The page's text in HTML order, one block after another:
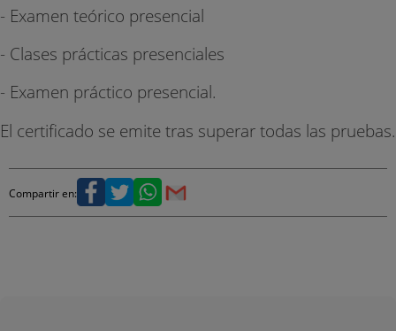
- Examen teórico presencial
- Clases prácticas presenciales
- Examen práctico presencial.
El certificado se emite tras superar todas las pruebas.
Compartir en: